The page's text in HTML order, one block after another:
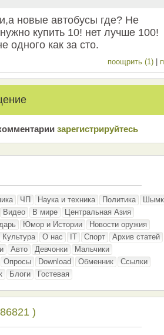
новые автобусы где? Не
купить 10! нет лучше 100!
одного как за сто.
поощрить (1)
зарeгиcтрирyйтeсь
ЧП Наука и техника Политика
Видео В мире
Центральная Азия
Юмор и Истории
Новости оружия
Культура О нас IT Спорт
Архив статей
Авто Девчонки
Мальчики
Опросы Download Обменник
Ссылки
Блоги Гостевая
)